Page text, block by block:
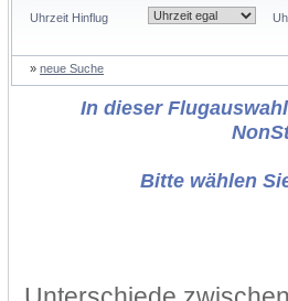
Uhrzeit Hinflug
» neue Suche
In dieser
Bitte wählen